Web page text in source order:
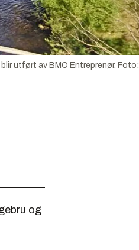
utført av BMO Entreprenør. Foto:
og